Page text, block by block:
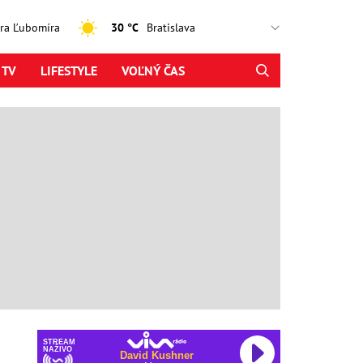
Ľubomíra 30 °C
LIFESTYLE VOĽNÝ ČAS
STREAM
NAŽIVO
David Kushner